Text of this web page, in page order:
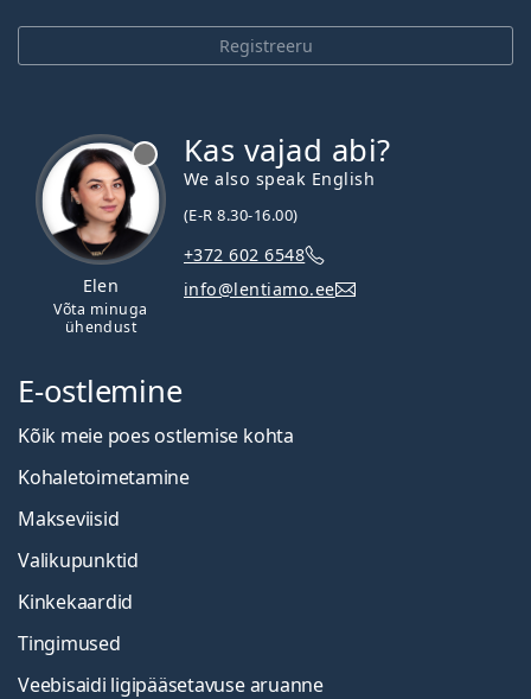
Registreeru
Elen
Võta minuga
ühendust
Kas vajad abi?
We also speak English
(E-R 8.30-16.00)
+372 602 6548
info@lentiamo.ee
E-ostlemine
Kõik meie poes ostlemise kohta
Kohaletoimetamine
Makseviisid
Valikupunktid
Kinkekaardid
Tingimused
Veebisaidi ligipääsetavuse aruanne